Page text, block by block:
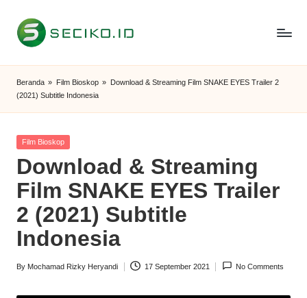
Skip
S
e
c
i
k
o
I
D
Beranda » Film Bioskop » Download & Streaming Film SNAKE EYES Trailer 2
(2021) Subtitle Indonesia
Posted
Film Bioskop
Download & Streaming
Film SNAKE EYES Trailer
2 (2021) Subtitle
Indonesia
Posted
By Mochamad Rizky Heryandi 17 September 2021 No Comments